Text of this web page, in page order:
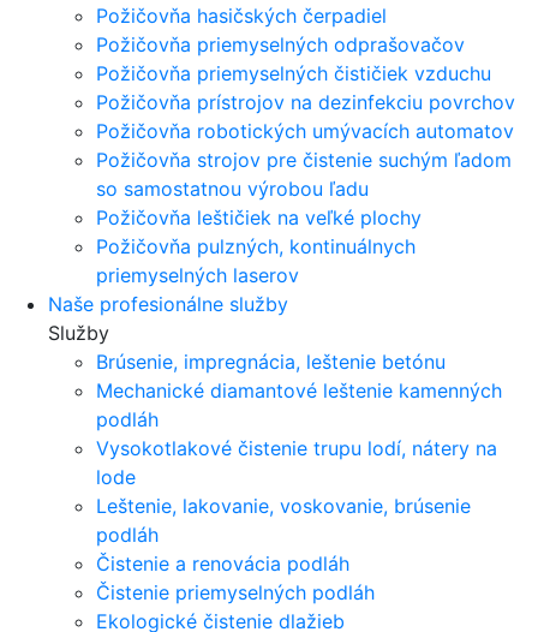
Požičovňa hasičských čerpadiel
Požičovňa priemyselných odprašovačov
Požičovňa priemyselných čističiek vzduchu
Požičovňa prístrojov na dezinfekciu povrchov
Požičovňa robotických umývacích automatov
Požičovňa strojov pre čistenie suchým ľadom
so samostatnou výrobou ľadu
Požičovňa leštičiek na veľké plochy
Požičovňa pulzných, kontinuálnych
priemyselných laserov
Naše profesionálne služby
Služby
Brúsenie, impregnácia, leštenie betónu
Mechanické diamantové leštenie kamenných
podláh
Vysokotlakové čistenie trupu lodí, nátery na
lode
Leštenie, lakovanie, voskovanie, brúsenie
podláh
Čistenie a renovácia podláh
Čistenie priemyselných podláh
Ekologické čistenie dlažieb